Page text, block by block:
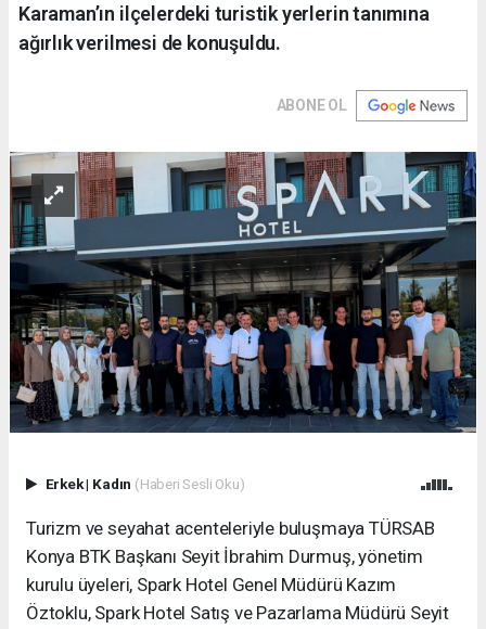
Karaman’ın ilçelerdeki turistik yerlerin tanımına
ağırlık verilmesi de konuşuldu.
ABONE OL
Erkek| Kadın (Haberi Sesli Oku)
Turizm ve seyahat acenteleriyle buluşmaya TÜRSAB
Konya BTK Başkanı Seyit İbrahim Durmuş, yönetim
kurulu üyeleri, Spark Hotel Genel Müdürü Kazım
Öztoklu, Spark Hotel Satış ve Pazarlama Müdürü Seyit